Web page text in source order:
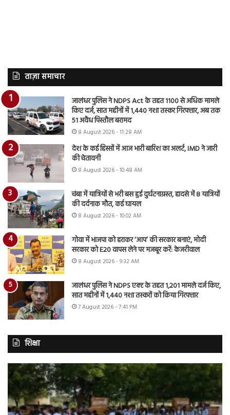
ताज़ा समाचार
जालंधर पुलिस ने NDPS Act के तहत 1100 से अधिक मामले
किए दर्ज, सात महीनों में 1,440 नशा तस्कर गिरफ्तार, अब तक
51 अवैध पिस्तौल बरामद
8 August 2026 - 11:28 AM
देश के कई हिस्सों में आज भारी बारिश का अलर्ट, IMD ने जारी
की चेतावनी
8 August 2026 - 10:48 AM
चंबा में यात्रियों से भरी बस हुई दुर्घटनाग्रस्त, हादसे में 8 यात्रियों
की दर्दनाक मौत, कई घायल
8 August 2026 - 10:02 AM
गोवा में भाजपा को हराकर ‘आप’ की सरकार बनाएं, मोदी
सरकार को E20 वापस लेने पर मजबूर करें: केजरीवाल
8 August 2026 - 9:32 AM
जालंधर पुलिस ने NDPS एक्ट के तहत 1,201 मामले दर्ज किए,
सात महीनों में 1,440 नशा तस्करों को किया गिरफ्तार
7 August 2026 - 7:41 PM
शिक्षा